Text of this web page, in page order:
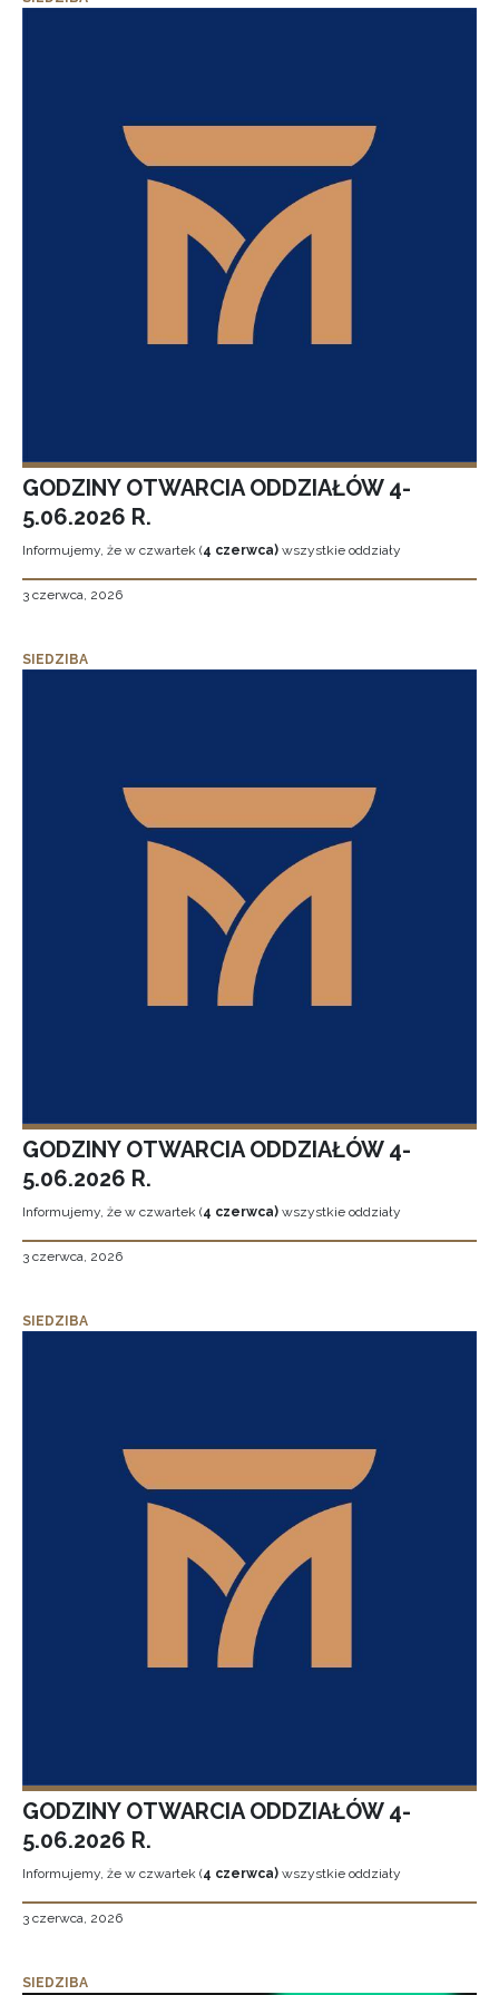
GODZINY OTWARCIA ODDZIAŁÓW 4-
5.06.2026 R.
Informujemy, że w czwartek (4 czerwca) wszystkie oddziały
3 czerwca, 2026
SIEDZIBA
GODZINY OTWARCIA ODDZIAŁÓW 4-
5.06.2026 R.
Informujemy, że w czwartek (4 czerwca) wszystkie oddziały
3 czerwca, 2026
SIEDZIBA
GODZINY OTWARCIA ODDZIAŁÓW 4-
5.06.2026 R.
Informujemy, że w czwartek (4 czerwca) wszystkie oddziały
3 czerwca, 2026
SIEDZIBA